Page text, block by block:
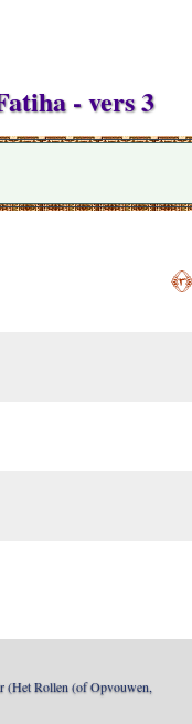
- vers 3
﴿٣﴾
(Het Rollen (of Opvouwen,